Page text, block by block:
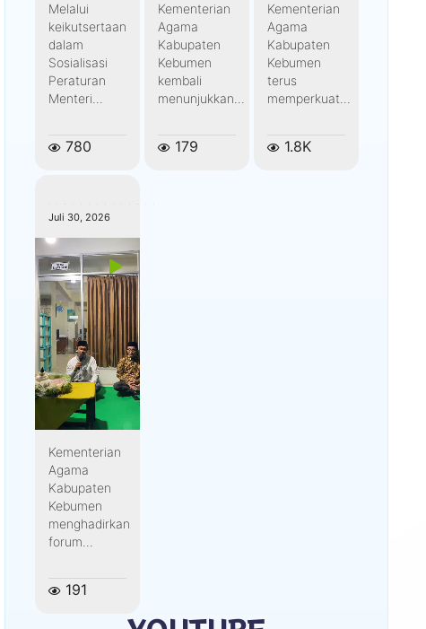
Melalui
keikutsertaan
dalam
Sosialisasi
Peraturan
Menteri...
780
Kementerian
Agama
Kabupaten
Kebumen
kembali
menunjukkan...
179
Kementerian
Agama
Kabupaten
Kebumen
terus
memperkuat...
1.8K
Juli 30, 2026
Kementerian
Agama
Kabupaten
Kebumen
menghadirkan
forum...
191